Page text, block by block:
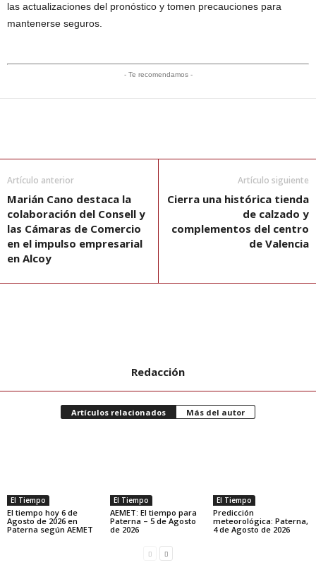
las actualizaciones del pronóstico y tomen precauciones para
mantenerse seguros.
- Te recomendamos -
Artículo anterior
Marián Cano destaca la
colaboración del Consell y
las Cámaras de Comercio
en el impulso empresarial
en Alcoy
Artículo siguiente
Cierra una histórica tienda
de calzado y
complementos del centro
de Valencia
Redacción
Artículos relacionados Más del autor
El Tiempo
El tiempo hoy 6 de
Agosto de 2026 en
Paterna según AEMET
El Tiempo
AEMET: El tiempo para
Paterna – 5 de Agosto
de 2026
El Tiempo
Predicción
meteorológica: Paterna,
4 de Agosto de 2026